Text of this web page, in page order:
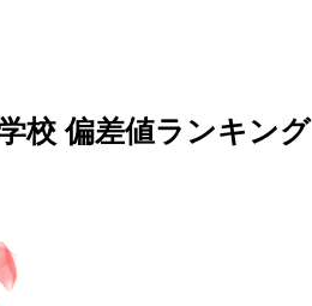
校 偏差値ランキング